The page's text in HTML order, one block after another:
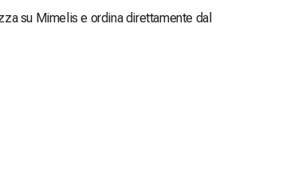
su Mimelis e ordina direttamente dal